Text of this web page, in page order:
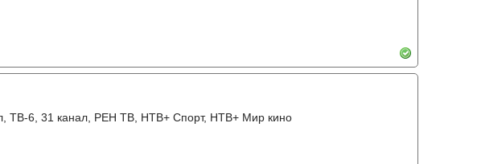
ТВ-6, 31 канал, РЕН ТВ, НТВ+ Спорт, НТВ+ Мир кино